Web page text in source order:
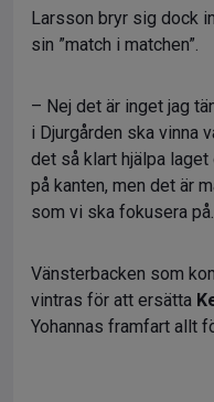
Larsson bryr sig dock
sin ”match i matchen”.
– Nej det är inget jag
i Djurgården ska vinna
det så klart hjälpa laget
på kanten, men det är
som vi ska fokusera på.
Vänsterbacken som
vintras för att ersätta
Yohannas framfart allt